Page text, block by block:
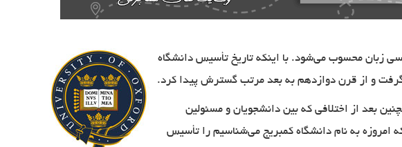
زبان محسوب می‌شود. با اینکه تاریخ تأسیس دانشگاه
بعد از اختلافی که بین دانشجویان و مسئولین
را که امروزه به نام دانشگاه کمبریج می‌شناسیم را تأسیس